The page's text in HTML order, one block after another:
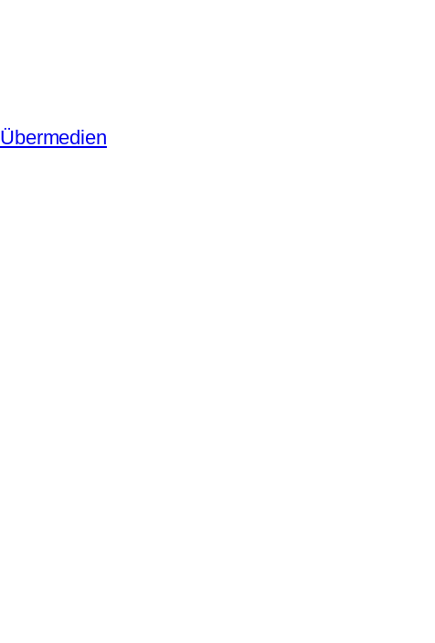
Übermedien